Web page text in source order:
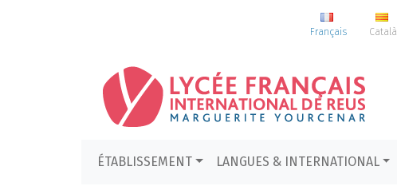
Français Català
ÉTABLISSEMENT LANGUES & INTERNATIONAL